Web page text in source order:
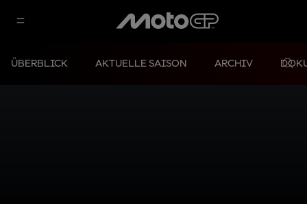
ÜBERBLICK AKTUELLE SAISON ARCHIV